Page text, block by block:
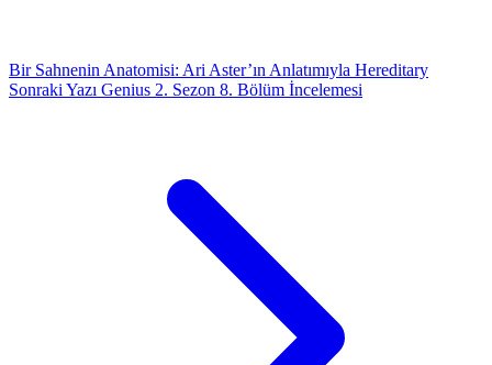
Bir Sahnenin Anatomisi: Ari Aster’ın Anlatımıyla Hereditary
Sonraki Yazı Genius 2. Sezon 8. Bölüm İncelemesi